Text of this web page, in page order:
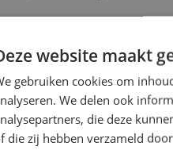
aan
website maakt
gebruiken cookies om
We delen ook
die deze
die zij hebben verzameld